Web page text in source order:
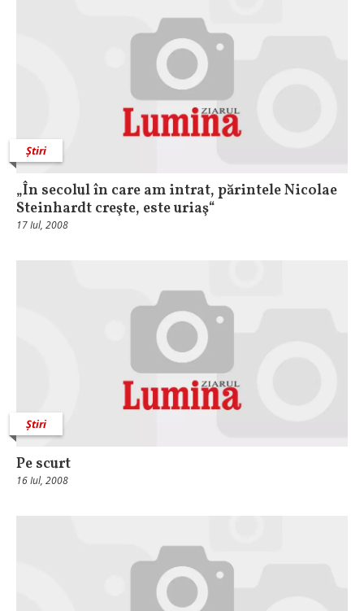
Știri
„În secolul în care am intrat, părintele Nicolae
Steinhardt creşte, este uriaş“
17 Iul, 2008
Știri
Pe scurt
16 Iul, 2008